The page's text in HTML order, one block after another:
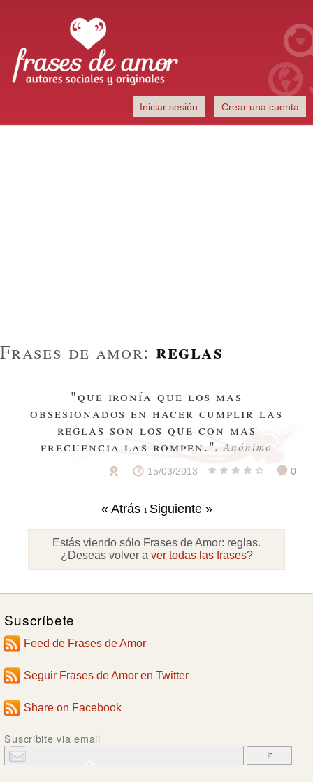
Autores sociales y originales
Iniciar sesión Crear una cuenta
Frases de amor: reglas
"que ironía que los mas
obsesionados en hacer cumplir las
reglas son los que con mas
frecuencia las rompen.", Anónimo
15/03/2013 0
« Atrás 1 Siguiente »
Estás viendo sólo Frases de Amor: reglas.
¿Deseas volver a ver todas las frases?
Suscríbete
Feed de Frases de Amor
Seguir Frases de Amor en Twitter
Share on Facebook
Suscribite via email